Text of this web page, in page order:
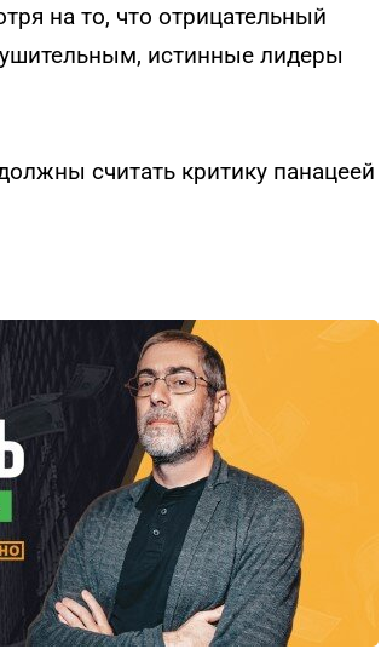
на то, что отрицательный
истинные лидеры
считать критику панацеей